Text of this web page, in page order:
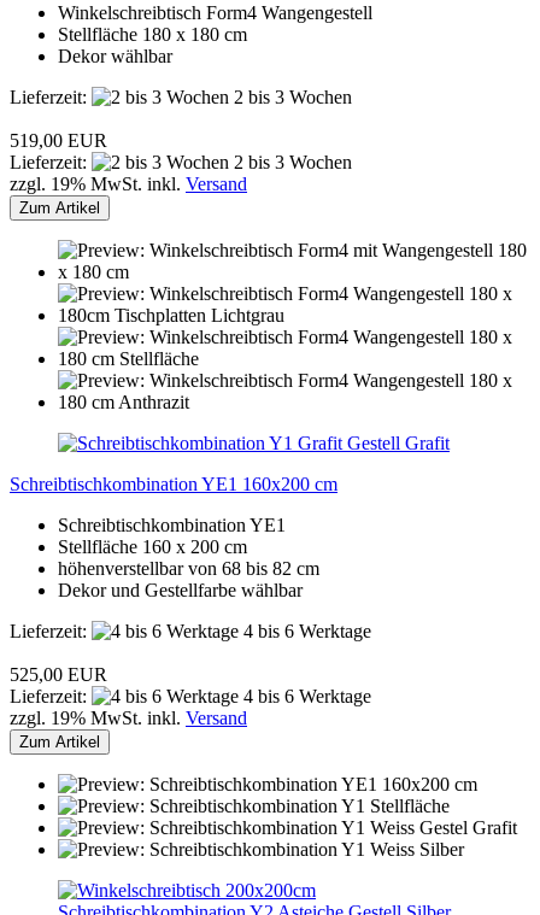
Winkelschreibtisch Form4 Wangengestell
Stellfläche 180 x 180 cm
Dekor wählbar
Lieferzeit:
2 bis 3 Wochen
519,00 EUR
Lieferzeit:
2 bis 3 Wochen
zzgl. 19% MwSt. inkl. Versand
Zum Artikel
Schreibtischkombination YE1 160x200 cm
Schreibtischkombination YE1
Stellfläche 160 x 200 cm
höhenverstellbar von 68 bis 82 cm
Dekor und Gestellfarbe wählbar
Lieferzeit:
4 bis 6 Werktage
525,00 EUR
Lieferzeit:
4 bis 6 Werktage
zzgl. 19% MwSt. inkl. Versand
Zum Artikel